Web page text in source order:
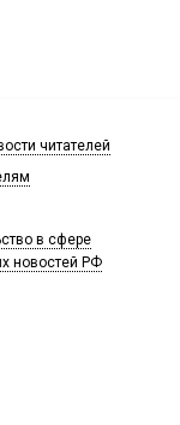
читателей
в сфере
новостей РФ